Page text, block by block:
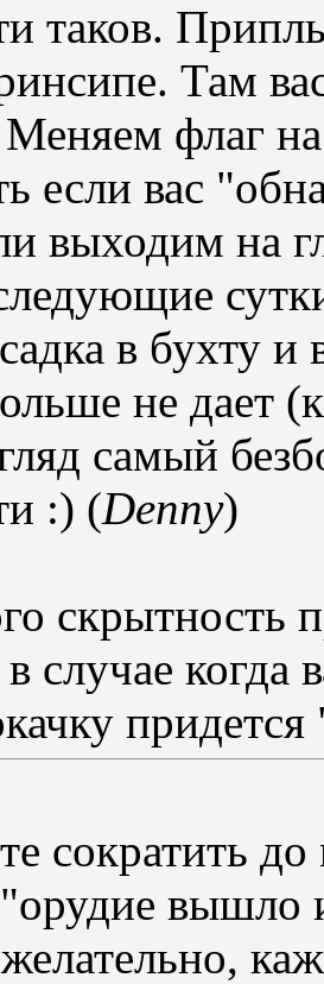
таков.
Там
Меняем флаг
если вас
выходим на
в бухту и
не дает
самый
:) (Denny)
скрытность
в случае
придется
сократить
вышло